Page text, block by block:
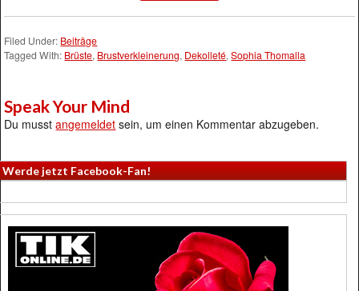
Filed Under: Beiträge
Tagged With: Brüste, Brustverkleinerung, Dekolleté,Sophia Thomalla
Speak Your Mind
Du musstangemeldet sein, um einen Kommentar abzugeben.
Werde jetzt Facebook-Fan!